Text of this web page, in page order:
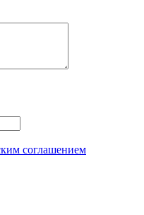
соглашением